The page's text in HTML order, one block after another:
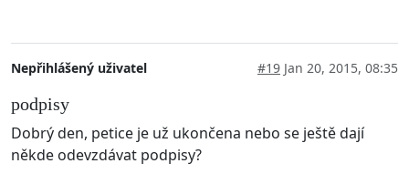
Nepřihlášený uživatel #19 Jan 20, 2015, 08:35
podpisy
Dobrý den, petice je už ukončena nebo se ještě dají
někde odevzdávat podpisy?